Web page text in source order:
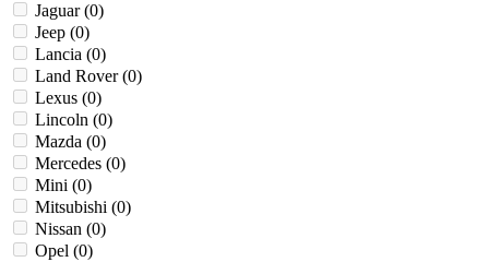
Jaguar (0)
Jeep (0)
Lancia (0)
Land Rover (0)
Lexus (0)
Lincoln (0)
Mazda (0)
Mercedes (0)
Mini (0)
Mitsubishi (0)
Nissan (0)
Opel (0)